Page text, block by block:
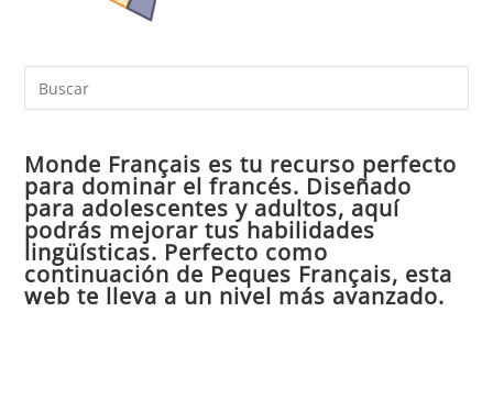
Monde Français es tu recurso perfecto
para dominar el francés. Diseñado
para adolescentes y adultos, aquí
podrás mejorar tus habilidades
lingüísticas. Perfecto como
continuación de Peques Français, esta
web te lleva a un nivel más avanzado.